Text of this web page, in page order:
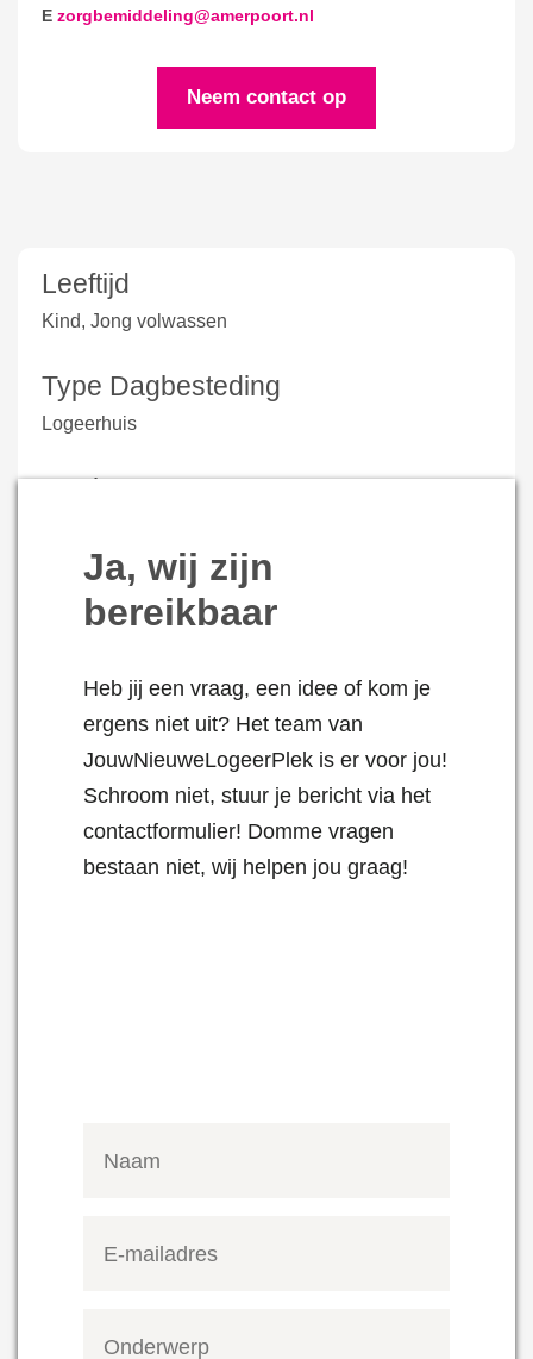
E zorgbemiddeling@amerpoort.nl
Neem contact op
Leeftijd
Kind, Jong volwassen
Type Dagbesteding
Logeerhuis
Doelgroep
hersenletsel, ADHD
Verzorging
Begeleidingsvormen
Kleine groep
Ja, wij zijn
bereikbaar
Heb jij een vraag, een idee of kom je
ergens niet uit? Het team van
JouwNieuweLogeerPlek is er voor jou!
Schroom niet, stuur je bericht via het
contactformulier! Domme vragen
bestaan niet, wij helpen jou graag!